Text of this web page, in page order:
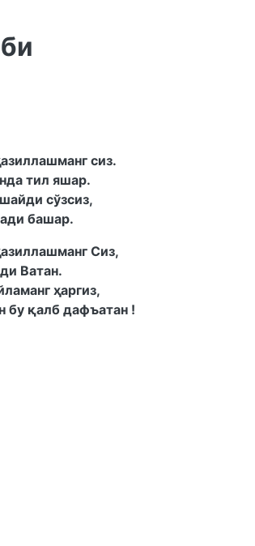
сиз.
тил яшар.
сўзсиз,
башар.
Сиз,
Ватан.
ҳаргиз,
бу қалб дафъатан !